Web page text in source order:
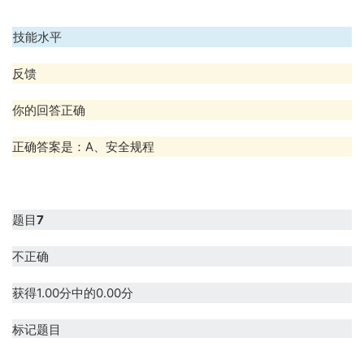
技能水平
反馈
你的回答正确
正确答案是：A、安全规程
题目7
不正确
获得1.00分中的0.00分
标记题目